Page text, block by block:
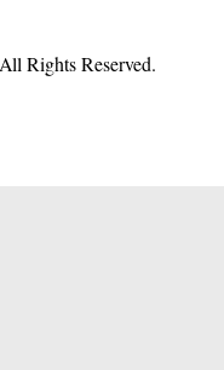
Rights Reserved.